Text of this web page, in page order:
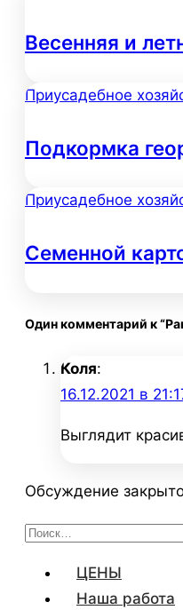
Весенняя и
Приусадебное
Подкормка
Приусадебное
Семенной
Один комментарий к
Коля:
16.12.2021 в
Выглядит
Обсуждение
Найти:
ЦЕНЫ
Наша работа